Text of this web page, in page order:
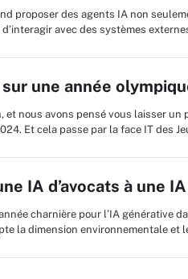
proposer des agents IA non
avec des systèmes
une année
et nous avons pensé vous laisser
Et cela passe par la face IT des
IA d’avocats à une
charnière pour l’IA générative
la dimension environnementale et